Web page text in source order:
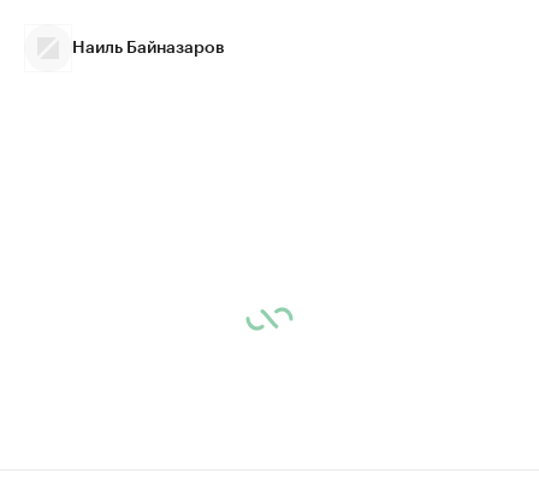
Наиль Байназаров